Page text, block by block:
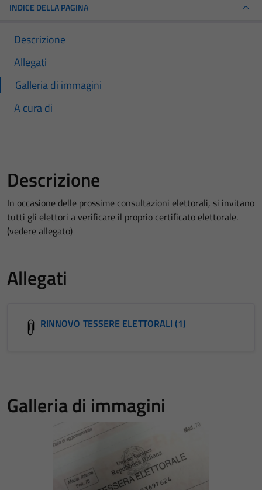
INDICE DELLA PAGINA
Descrizione
Allegati
Galleria di immagini
A cura di
Descrizione
In occasione delle prossime consultazioni elettorali, si invitano
tutti gli elettori a verificare il proprio certificato elettorale.
(vedere allegato)
Allegati
RINNOVO TESSERE ELETTORALI (1)
Galleria di immagini